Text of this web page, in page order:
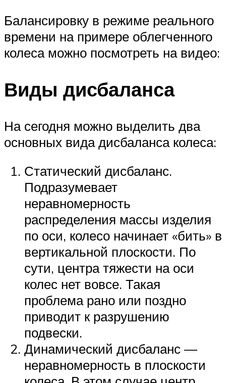
Балансировку в режиме реального
времени на примере облегченного
колеса можно посмотреть на видео:
Виды дисбаланса
На сегодня можно выделить два
основных вида дисбаланса колеса:
Статический дисбаланс.
Подразумевает
неравномерность
распределения массы изделия
по оси, колесо начинает «бить» в
вертикальной плоскости. По
сути, центра тяжести на оси
колес нет вовсе. Такая
проблема рано или поздно
приводит к разрушению
подвески.
Динамический дисбаланс —
неравномерность в плоскости